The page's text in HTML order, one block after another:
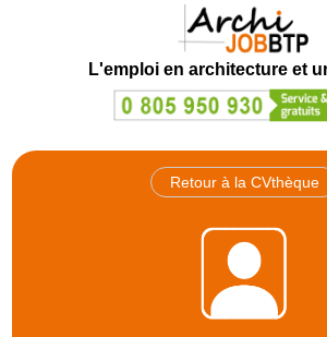
L'emploi en architecture et
Retour à la CVthèque